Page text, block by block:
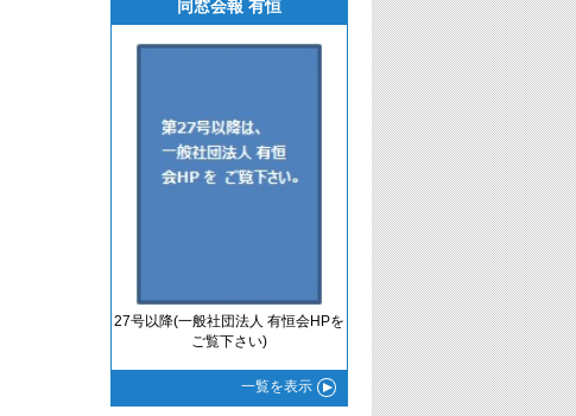
同窓会報 有恒
27号以降(一般社団法人 有恒会HPを
ご覧下さい)
一覧を表示